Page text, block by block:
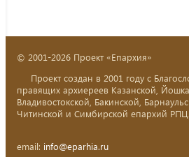
© 2001-2026 Проект «Епархия»
Проект создан в 2001 году с
правящих архиереев Казанской,
Владивостокской, Бакинской,
Читинской и Симбирской епархий РПЦ.
email: info@eparhia.ru